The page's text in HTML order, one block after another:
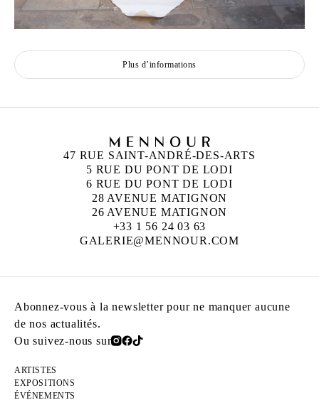
Plus d’informations
47 RUE SAINT-ANDRÉ-DES-ARTS
5 RUE DU PONT DE LODI
6 RUE DU PONT DE LODI
28 AVENUE MATIGNON
26 AVENUE MATIGNON
+33 1 56 24 03 63
GALERIE@MENNOUR.COM
Abonnez-vous à la newsletter pour ne manquer aucune
de nos actualités.
Ou suivez-nous sur
ARTISTES
EXPOSITIONS
ÉVÉNEMENTS